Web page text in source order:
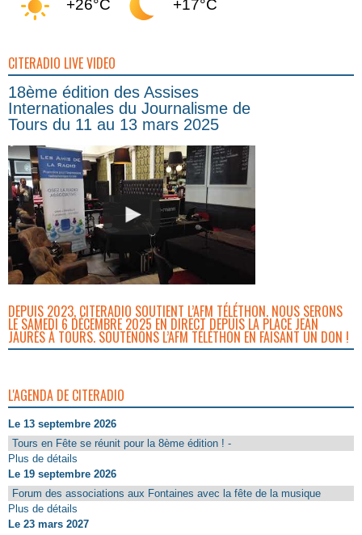
+26°C +17°C
CITERADIO LIVE VIDEO
18ème édition des Assises
Internationales du Journalisme de
Tours du 11 au 13 mars 2025
DEPUIS 2023, CITERADIO SOUTIENT L’AFM TÉLÉTHON. NOUS SERONS
LE SAMEDI 6 DÉCEMBRE 2025 EN DIRECT DEPUIS LA PLACE JEAN
JAURÈS À TOURS. SOUTENONS L’AFM TÉLÉTHON EN FAISANT UN DON !
L'AGENDA DE CITERADIO
Le 13 septembre 2026
Tours en Fête se réunit pour la 8ème édition ! -
Plus de détails
Le 19 septembre 2026
Forum des associations aux Fontaines avec la fête de la musique
Plus de détails
Le 23 mars 2027